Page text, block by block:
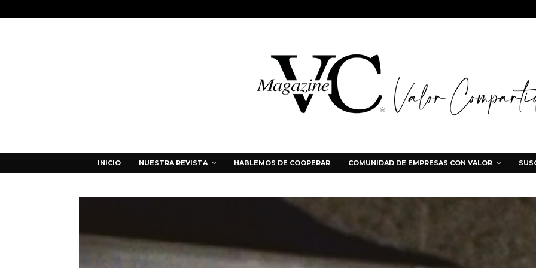
INICIO NUESTRA REVISTA HABLEMOS DE COOPERAR COMUNIDAD DE EMPRESAS CON VALOR